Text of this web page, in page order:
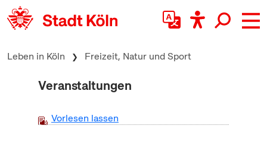
zum Inhalt springen
Leben in Köln Freizeit, Natur und Sport
Veranstaltungen
Vorlesen lassen